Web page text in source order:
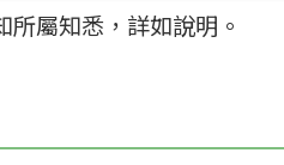
屬知悉，詳如說明。